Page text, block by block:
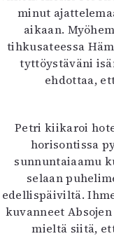
minut
aikaan.
tihkusateessa
tyttöystäväni
ehdottaa,
Petri kiikaroi
horisontissa
sunnuntaiaamu
selaan
edellispäiviltä.
kuvanneet
mieltä siitä,